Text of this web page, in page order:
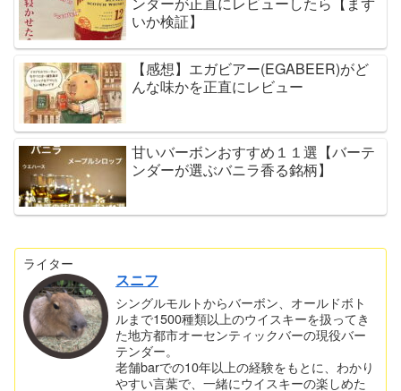
いか検証】
【感想】エガビアー(EGABEER)がど
んな味かを正直にレビュー
甘いバーボンおすすめ１１選【バーテ
ンダーが選ぶバニラ香る銘柄】
ライター
スニフ
シングルモルトからバーボン、オールドボト
ルまで1500種類以上のウイスキーを扱ってき
た地方都市オーセンティックバーの現役バー
テンダー。
老舗barでの10年以上の経験をもとに、わかり
やすい言葉で、一緒にウイスキーの楽しめた